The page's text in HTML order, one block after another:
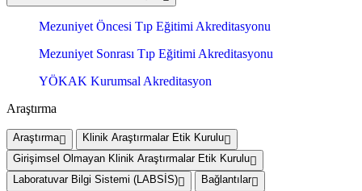
Mezuniyet Öncesi Tıp Eğitimi Akreditasyonu
Mezuniyet Sonrası Tıp Eğitimi Akreditasyonu
YÖKAK Kurumsal Akreditasyon
Araştırma
Araştırma
Klinik Araştırmalar Etik Kurulu
Girişimsel Olmayan Klinik Araştırmalar Etik Kurulu
Laboratuvar Bilgi Sistemi (LABSİS)
Bağlantılar